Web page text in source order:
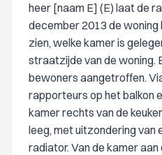
heer [naam E] (E) laat de
december 2013 de woning
zien, welke kamer is
straatzijde van de woning.
bewoners aangetroffen.
rapporteurs op het balkon
kamer rechts van de
leeg, met uitzondering van
radiator. Van de kamer